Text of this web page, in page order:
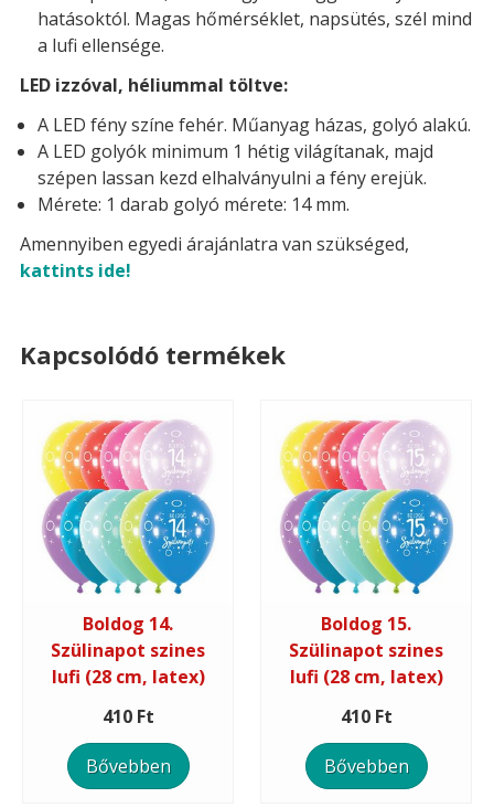
hatásoktól. Magas hőmérséklet, napsütés, szél mind
a lufi ellensége.
LED izzóval, héliummal töltve:
A LED fény színe fehér. Műanyag házas, golyó alakú.
A LED golyók minimum 1 hétig világítanak, majd
szépen lassan kezd elhalványulni a fény erejük.
Mérete: 1 darab golyó mérete: 14 mm.
Amennyiben egyedi árajánlatra van szükséged,
kattints ide!
Kapcsolódó termékek
Boldog 14.
Szülinapot szines
lufi (28 cm, latex)
410 Ft
Bővebben
Boldog 15.
Szülinapot szines
lufi (28 cm, latex)
410 Ft
Bővebben